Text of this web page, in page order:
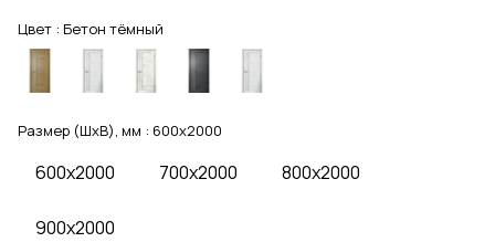
Цвет : Бетон тёмный
Размер (ШхВ), мм : 600x2000
600x2000 700x2000 800x2000
900x2000